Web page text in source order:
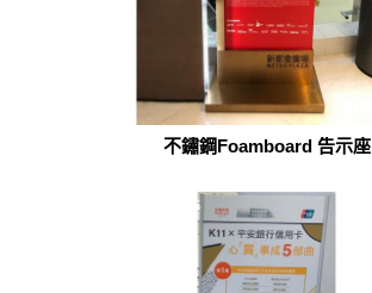
不鏽鋼Foamboard 告示座